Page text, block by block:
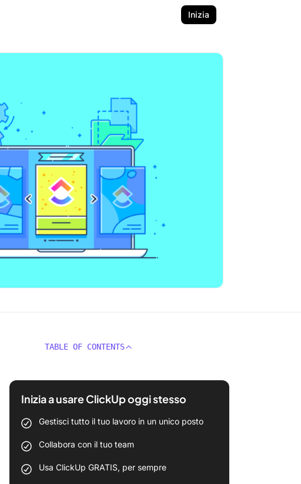
Inizia
TABLE OF CONTENTS
Inizia a usare ClickUp oggi stesso
Gestisci tutto il tuo lavoro in un unico posto
Collabora con il tuo team
Usa ClickUp GRATIS, per sempre